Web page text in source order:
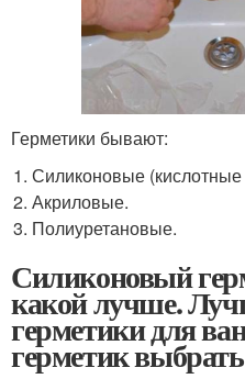
Герметики бывают:
Силиконовые
Акриловые.
Полиуретановые.
Силиконовый
какой лучше.
герметики для
герметик выбрать